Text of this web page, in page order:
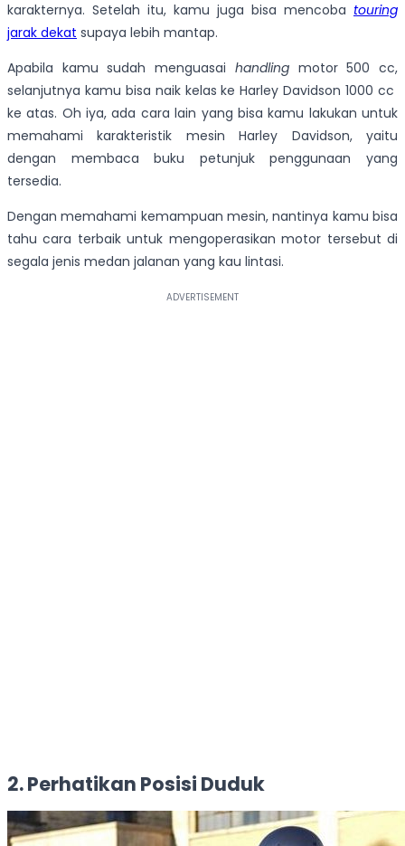
karakternya. Setelah itu, kamu juga bisa mencoba touring
jarak dekat supaya lebih mantap.
Apabila kamu sudah menguasai handlingmotor 500 cc,
selanjutnya kamu bisa naik kelas ke Harley Davidson 1000 cc
ke atas. Oh iya, ada cara lain yang bisa kamu lakukan untuk
memahami karakteristik mesin Harley Davidson, yaitu
dengan membaca buku petunjuk penggunaan yang
tersedia.
Dengan memahami kemampuan mesin, nantinya kamu bisa
tahu cara terbaik untuk mengoperasikan motor tersebut di
segala jenis medan jalanan yang kau lintasi.
2. Perhatikan Posisi Duduk